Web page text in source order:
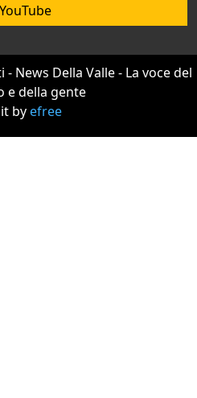
News Della Valle - La voce del
e della gente
byefree